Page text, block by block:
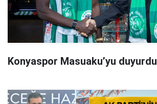
Konyaspor Masuaku’yu duyurdu